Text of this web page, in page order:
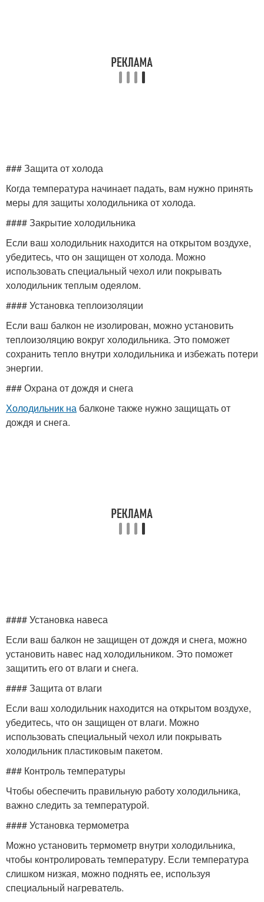
### Защита от холода
Когда температура начинает падать, вам нужно принять
меры для защиты холодильника от холода.
#### Закрытие холодильника
Если ваш холодильник находится на открытом воздухе,
убедитесь, что он защищен от холода. Можно
использовать специальный чехол или покрывать
холодильник теплым одеялом.
#### Установка теплоизоляции
Если ваш балкон не изолирован, можно установить
теплоизоляцию вокруг холодильника. Это поможет
сохранить тепло внутри холодильника и избежать потери
энергии.
### Охрана от дождя и снега
Холодильник на балконе также нужно защищать от
дождя и снега.
#### Установка навеса
Если ваш балкон не защищен от дождя и снега, можно
установить навес над холодильником. Это поможет
защитить его от влаги и снега.
#### Защита от влаги
Если ваш холодильник находится на открытом воздухе,
убедитесь, что он защищен от влаги. Можно
использовать специальный чехол или покрывать
холодильник пластиковым пакетом.
### Контроль температуры
Чтобы обеспечить правильную работу холодильника,
важно следить за температурой.
#### Установка термометра
Можно установить термометр внутри холодильника,
чтобы контролировать температуру. Если температура
слишком низкая, можно поднять ее, используя
специальный нагреватель.